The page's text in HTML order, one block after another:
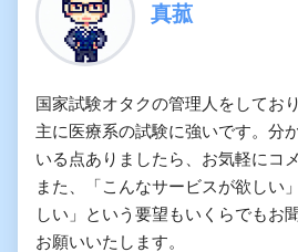
真菰
国家試験オタクの管理人をしてお
主に医療系の試験に強いです。分
いる点ありましたら、お気軽にコ
また、「こんなサービスが欲しい
しい」という要望もいくらでもお
お願いいたします。